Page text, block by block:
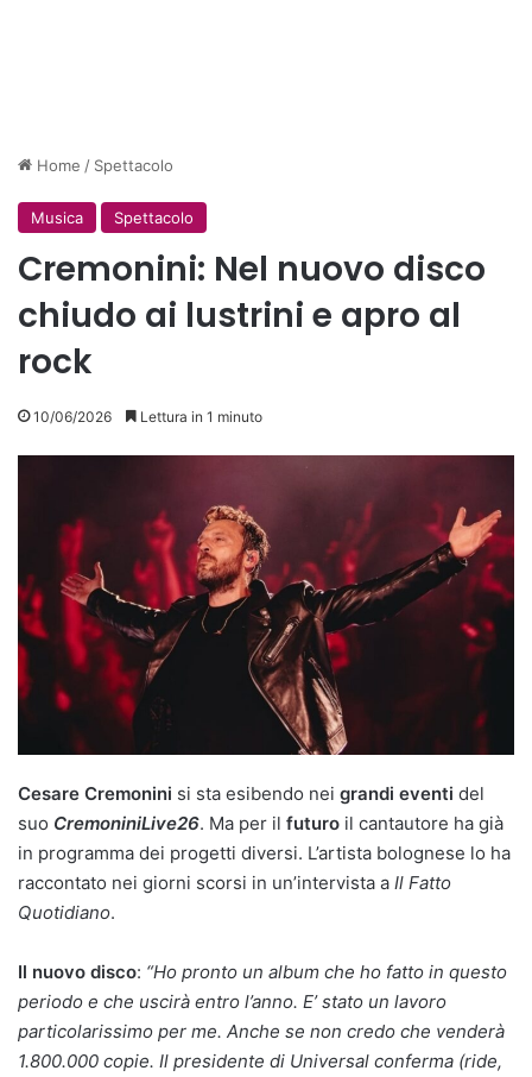
Home / Spettacolo
Musica Spettacolo
Cremonini: Nel nuovo disco
chiudo ai lustrini e apro al
rock
10/06/2026 Lettura in 1 minuto
Cesare Cremonini si sta esibendo nei grandi eventi del
suo CremoniniLive26. Ma per il futuro il cantautore ha già
in programma dei progetti diversi. L’artista bolognese lo ha
raccontato nei giorni scorsi in un’intervista a Il Fatto
Quotidiano.
Il nuovo disco: “Ho pronto un album che ho fatto in questo
periodo e che uscirà entro l’anno. E’ stato un lavoro
particolarissimo per me. Anche se non credo che venderà
1.800.000 copie. Il presidente di Universal conferma (ride,